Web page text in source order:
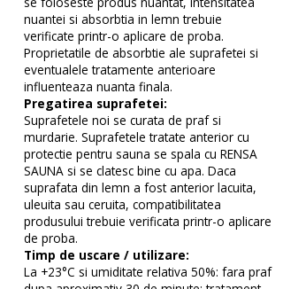
nuantei si absorbtia in lemn trebuie
verificate printr-o aplicare de proba.
Proprietatile de absorbtie ale suprafetei si
eventualele tratamente anterioare
influenteaza nuanta finala.
Pregatirea suprafetei:
Suprafetele noi se curata de praf si
murdarie. Suprafetele tratate anterior cu
protectie pentru sauna se spala cu RENSA
SAUNA si se clatesc bine cu apa. Daca
suprafata din lemn a fost anterior lacuita,
uleuita sau ceruita, compatibilitatea
produsului trebuie verificata printr-o aplicare
de proba.
Timp de uscare / utilizare:
La +23°C si umiditate relativa 50%: fara praf